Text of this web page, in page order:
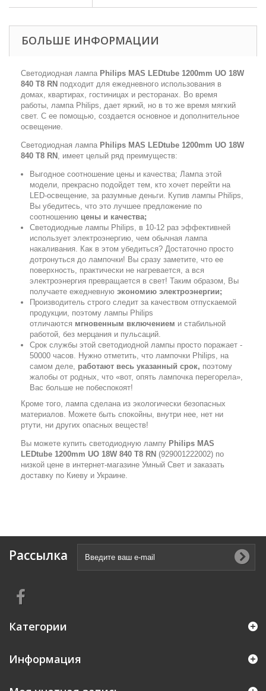
БОЛЬШЕ ИНФОРМАЦИИ
Светодиодная лампа Philips MAS LEDtube 1200mm UO 18W
840 T8 RN подходит для ежедневного использования в
домах, квартирах, гостиницах и ресторанах. Во время
работы, лампа Philips, дает яркий, но в то же время мягкий
свет. С ее помощью, создается основное и дополнительное
освещение.
Светодиодная лампа Philips MAS LEDtube 1200mm UO 18W
840 T8 RN , имеет целый ряд преимуществ:
Выгодное соотношение цены и качества; Лампа этой
модели, прекрасно подойдет тем, кто хочет перейти на
LED-освещение, за разумные деньги. Купив лампы Philips,
Вы убедитесь, что это лучшее предложение по
соотношению цены и качества;
Светодиодные лампы Philips, в 10-12 раз эффективней
использует электроэнергию, чем обычная лампа
накаливания. Как в этом убедиться? Достаточно просто
дотронуться до лампочки! Вы сразу заметите, что ее
поверхность, практически не нагревается, а вся
электроэнергия превращается в свет! Таким образом, Вы
получаете ежедневную экономию электроэнергии;
Производитель строго следит за качеством отпускаемой
продукции, поэтому лампы Philips
отличаются мгновенным включением и стабильной
работой, без мерцания и пульсаций.
Срок службы этой светодиодной лампы просто поражает -
50000 часов. Нужно отметить, что лампочки Philips, на
самом деле, работают весь указанный срок, поэтому
жалобы от родных, что «вот, опять лампочка перегорела»,
Вас больше не побеспокоят!
Кроме того, лампа сделана из экологически безопасных
материалов. Можете быть спокойны, внутри нее, нет ни
ртути, ни других опасных веществ!
Вы можете купить светодиодную лампу Philips MAS
LEDtube 1200mm UO 18W 840 T8 RN (929001222002) по
низкой цене в интернет-магазине Умный Свет и заказать
доставку по Киеву и Украине.
Рассылка
Категории
Информация